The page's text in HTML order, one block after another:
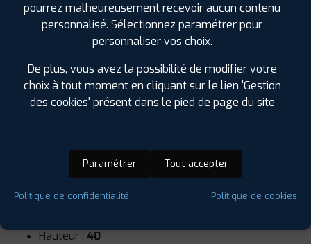
Runflat :Non
Hauteur : 40
pourrez malheureusement recevoir aucun contenu
personnalisé. Sélectionnez paramétrer pour
personnaliser vos choix.
De plus, vous avez la possibilité de modifier votre
choix à tout moment en cliquant sur le lien 'Gestion
des cookies' présent dans le pied de page du site
Paramétrer Tout accepter
Politique de confidentialité Politique de cookies